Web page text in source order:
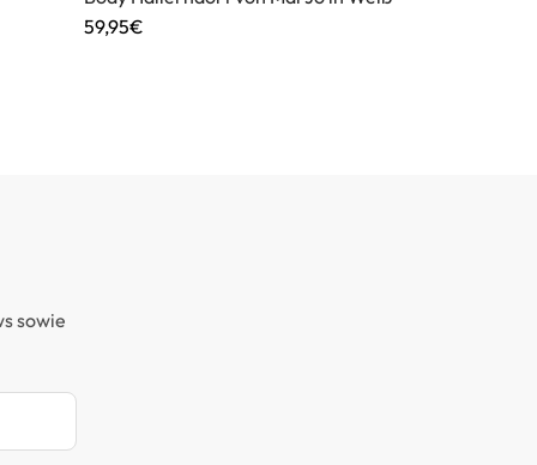
59,95€
sowie